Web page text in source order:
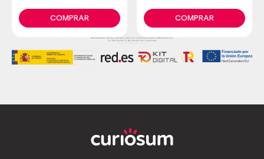
letters in copper
COMPRAR COMPRAR